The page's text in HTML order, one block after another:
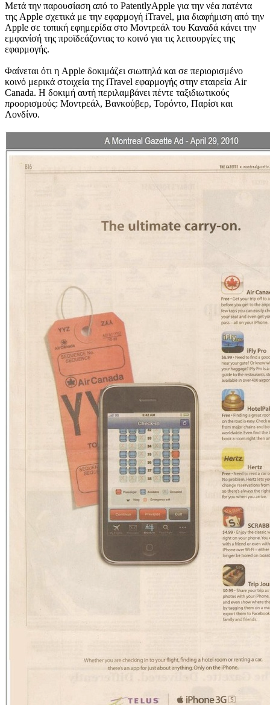
Μετά την παρουσίαση από το PatentlyApple για την νέα πατέντα
της Apple σχετικά με την εφαρμογή iTravel, μια διαφήμιση από την
Apple σε τοπική εφημερίδα στο Μοντρεάλ του Καναδά κάνει την
εμφανίσή της προϊδεάζοντας το κοινό για τις λειτουργίες της
εφαρμογής.
Φαίνεται ότι η Apple δοκιμάζει σιωπηλά και σε περιορισμένο
κοινό μερικά στοιχεία της iTravel εφαρμογής στην εταιρεία Air
Canada. Η δοκιμή αυτή περιλαμβάνει πέντε ταξιδιωτικούς
προορισμούς: Μοντρεάλ, Βανκούβερ, Τορόντο, Παρίσι και
Λονδίνο.